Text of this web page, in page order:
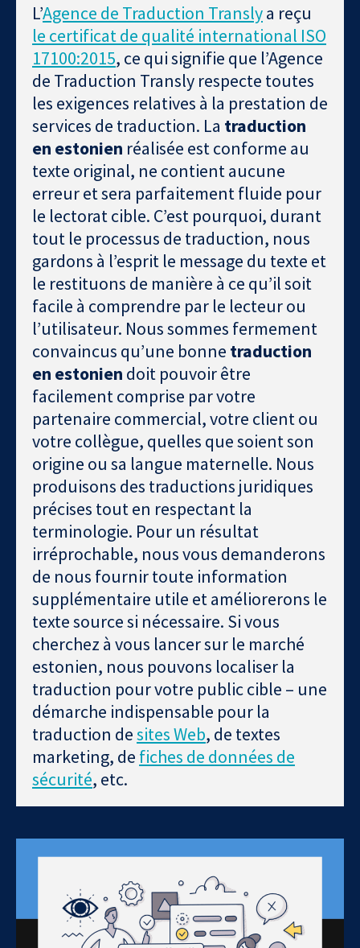
L’Agence de Traduction Translya reçu
le certificat de qualité international ISO
17100:2015, ce qui signifie que l’Agence
de Traduction Transly respecte toutes
les exigences relatives à la prestation de
services de traduction. La traduction
en estonien réalisée est conforme au
texte original, ne contient aucune
erreur et sera parfaitement fluide pour
le lectorat cible. C’est pourquoi, durant
tout le processus de traduction, nous
gardons à l’esprit le message du texte et
le restituons de manière à ce qu’il soit
facile à comprendre par le lecteur ou
l’utilisateur. Nous sommes fermement
convaincus qu’une bonne traduction
en estonien doit pouvoir être
facilement comprise par votre
partenaire commercial, votre client ou
votre collègue, quelles que soient son
origine ou sa langue maternelle. Nous
produisons des traductions juridiques
précises tout en respectant la
terminologie. Pour un résultat
irréprochable, nous vous demanderons
de nous fournir toute information
supplémentaire utile et améliorerons le
texte source si nécessaire. Si vous
cherchez à vous lancer sur le marché
estonien, nous pouvons localiser la
traduction pour votre public cible – une
démarche indispensable pour la
traduction desites Web, de textes
marketing, de fiches de données de
sécurité, etc.